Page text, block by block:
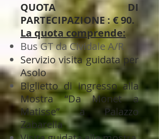
QUOTA DI
PARTECIPAZIONE : € 90.
La quota comprende:
Bus GT da Cividale A/R
Servizio visita guidata per
Asolo
Biglietto di ingresso alla
Mostra “Da Monet a
Matisse” a Palazzo
Zabarella